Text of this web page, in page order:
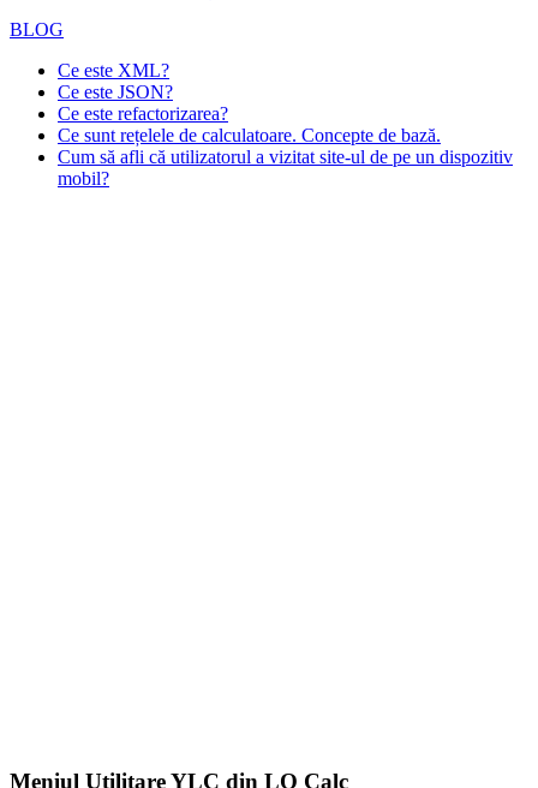
BLOG
Ce este XML?
Ce este JSON?
Ce este refactorizarea?
Ce sunt rețelele de calculatoare. Concepte de bază.
Cum să afli că utilizatorul a vizitat site-ul de pe un dispozitiv
mobil?
Meniul Utilitare YLC din LO Calc